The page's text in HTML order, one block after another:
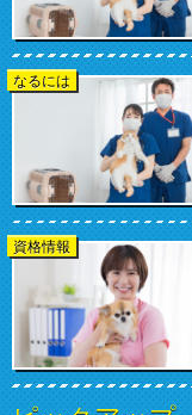
なるには
資格情報